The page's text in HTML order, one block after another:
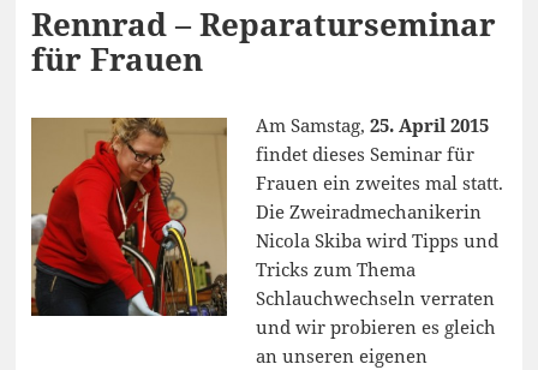
Rennrad – Reparaturseminar
für Frauen
Am Samstag,25. April 2015
findet dieses Seminar für
Frauen ein zweites mal statt.
Die Zweiradmechanikerin
Nicola Skiba wird Tipps und
Tricks zum Thema
Schlauchwechseln verraten
und wir probieren es gleich
an unseren eigenen